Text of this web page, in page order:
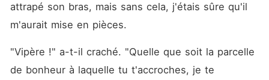
attrapé son bras, mais sans cela, j'étais sûre qu'il
m'aurait mise en pièces.
"Vipère !" a-t-il craché. "Quelle que soit la parcelle
de bonheur à laquelle tu t'accroches, je te